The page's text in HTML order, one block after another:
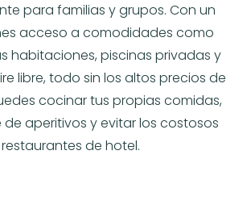
para familias y grupos. Con un
acceso a comodidades como
habitaciones, piscinas privadas y
libre, todo sin los altos precios de
cocinar tus propias comidas,
aperitivos y evitar los costosos
restaurantes de hotel.